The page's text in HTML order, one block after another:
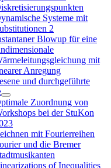
Systeme mit
2
Blowup für eine
mit
Anregung
und durchgeführte
Zuordnung von
bei der StuKon
mit Fourierreihen
und die Bremer
of Inequalities